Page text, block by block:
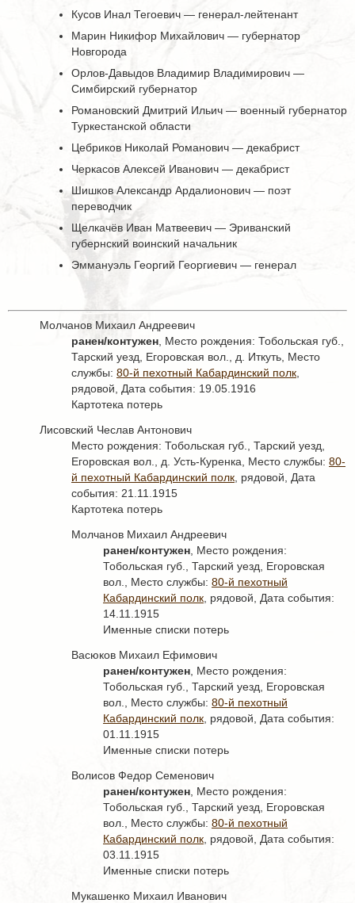
Кусов Инал Тегоевич — генерал-лейтенант
Марин Никифор Михайлович — губернатор
Новгорода
Орлов-Давыдов Владимир Владимирович —
Симбирский губернатор
Романовский Дмитрий Ильич — военный губернатор
Туркестанской области
Цебриков Николай Романович — декабрист
Черкасов Алексей Иванович — декабрист
Шишков Александр Ардалионович — поэт
переводчик
Щелкачёв Иван Матвеевич — Эриванский
губернский воинский начальник
Эммануэль Георгий Георгиевич — генерал
Молчанов Михаил Андреевич
ранен/контужен , Место рождения: Тобольская губ.,
Тарский уезд, Егоровская вол., д. Иткуть, Место
службы: 80-й пехотный Кабардинский полк
рядовой, Дата события: 19.05.1916
Картотека потерь
Лисовский Чеслав Антонович
Место рождения: Тобольская губ., Тарский уезд,
Егоровская вол., д. Усть-Куренка, Место службы: 80-
й пехотный Кабардинский полк , рядовой, Дата
события: 21.11.1915
Картотека потерь
Молчанов Михаил Андреевич
ранен/контужен , Место рождения:
Тобольская губ., Тарский уезд, Егоровская
вол., Место службы: 80-й пехотный
Кабардинский полк , рядовой, Дата события:
14.11.1915
Именные списки потерь
Васюков Михаил Ефимович
ранен/контужен , Место рождения:
Тобольская губ., Тарский уезд, Егоровская
вол., Место службы: 80-й пехотный
Кабардинский полк , рядовой, Дата события:
01.11.1915
Именные списки потерь
Волисов Федор Семенович
ранен/контужен , Место рождения:
Тобольская губ., Тарский уезд, Егоровская
вол., Место службы: 80-й пехотный
Кабардинский полк , рядовой, Дата события:
03.11.1915
Именные списки потерь
Мукашенко Михаил Иванович